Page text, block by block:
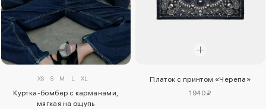
XS S M L XL
Куртка-бомбер с карманами,
мягкая на ощупь
Платок с принтом «Черепа»
1940 ₽